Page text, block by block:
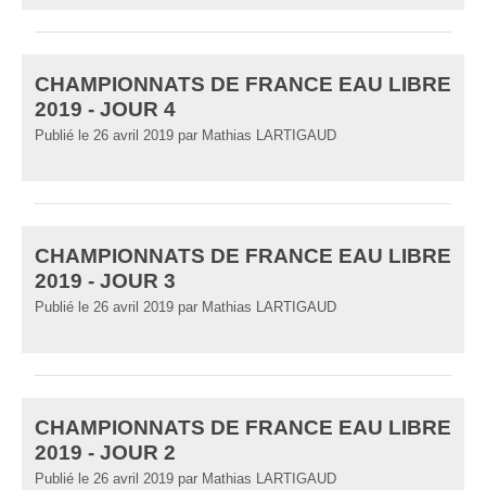
CHAMPIONNATS DE FRANCE EAU LIBRE
2019 - JOUR 4
Publié le 26 avril 2019 par Mathias LARTIGAUD
CHAMPIONNATS DE FRANCE EAU LIBRE
2019 - JOUR 3
Publié le 26 avril 2019 par Mathias LARTIGAUD
CHAMPIONNATS DE FRANCE EAU LIBRE
2019 - JOUR 2
Publié le 26 avril 2019 par Mathias LARTIGAUD